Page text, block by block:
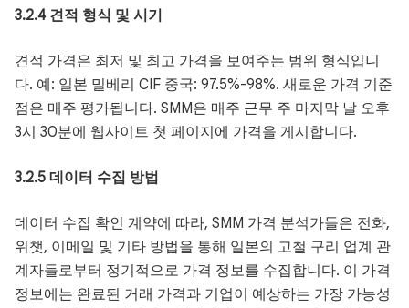
3.2.4 견적 형식 및 시기
견적 가격은 최저 및 최고 가격을 보여주는 범위 형식입니
다. 예: 일본 밀베리 CIF 중국: 97.5%-98%. 새로운 가격 기준
점은 매주 평가됩니다. SMM은 매주 근무 주 마지막 날 오후
3시 30분에 웹사이트 첫 페이지에 가격을 게시합니다.
3.2.5 데이터 수집 방법
데이터 수집 확인 계약에 따라, SMM 가격 분석가들은 전화,
위챗, 이메일 및 기타 방법을 통해 일본의 고철 구리 업계 관
계자들로부터 정기적으로 가격 정보를 수집합니다. 이 가격
정보에는 완료된 거래 가격과 기업이 예상하는 가장 가능성